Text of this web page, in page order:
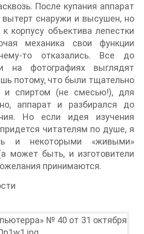
После купания аппарат
снаружи и высушен, но
корпусу объектива лепестки
механика свои функции
то отказались. Все до
на фотографиях выглядят
потому, что были тщательно
спиртом (не смесью!), для
аппарат и разбирался до
Но если идея изучения
читателям по душе, я
и некоторыми «живыми»
может быть, и изготовители
принимаются.